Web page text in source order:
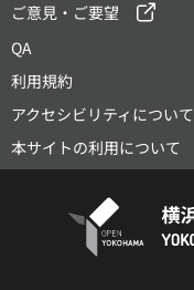
ご意見・ご要望
QA
利用規約
アクセシビリティについて
本サイトの利用について